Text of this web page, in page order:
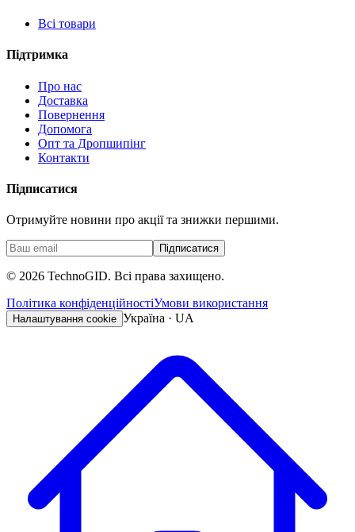
Всі товари
Підтримка
Про нас
Доставка
Повернення
Допомога
Опт та Дропшипінг
Контакти
Підписатися
Отримуйте новини про акції та знижки першими.
Підписатися
© 2026 TechnoGID. Всі права захищено.
Політика конфіденційностіУмови використання
Налаштування cookie Україна · UA